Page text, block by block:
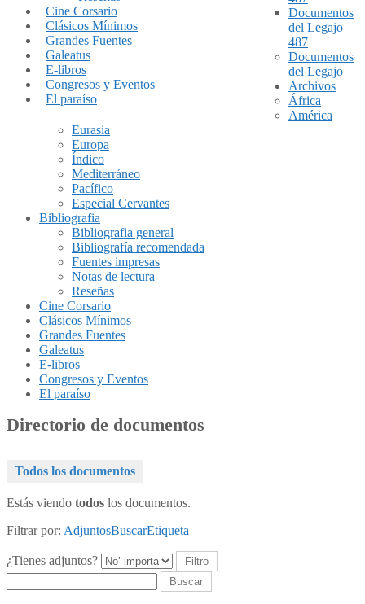
Cine Corsario
Clásicos Mínimos
Grandes Fuentes
Galeatus
E-libros
Congresos y Eventos
El paraíso
Documentos
del Legajo
487
Documentos
del Legajo
Archivos
África
América
Eurasia
Europa
Índico
Mediterráneo
Pacífico
Especial Cervantes
Bibliografia
Bibliografia general
Bibliografía recomendada
Fuentes impresas
Notas de lectura
Reseñas
Cine Corsario
Clásicos Mínimos
Grandes Fuentes
Galeatus
E-libros
Congresos y Eventos
El paraíso
Directorio de documentos
Todos los documentos
Estás viendo todos los documentos.
Filtrar por: AdjuntosBuscarEtiqueta
¿Tienes adjuntos?
Buscar